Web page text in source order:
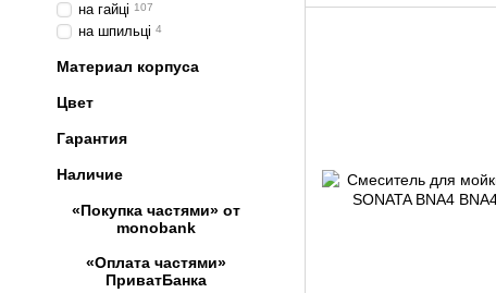
на гайці 107
на шпильці 4
Материал корпуса
Цвет
Гарантия
Наличие
«Покупка частями» от
monobank
«Оплата частями»
ПриватБанка